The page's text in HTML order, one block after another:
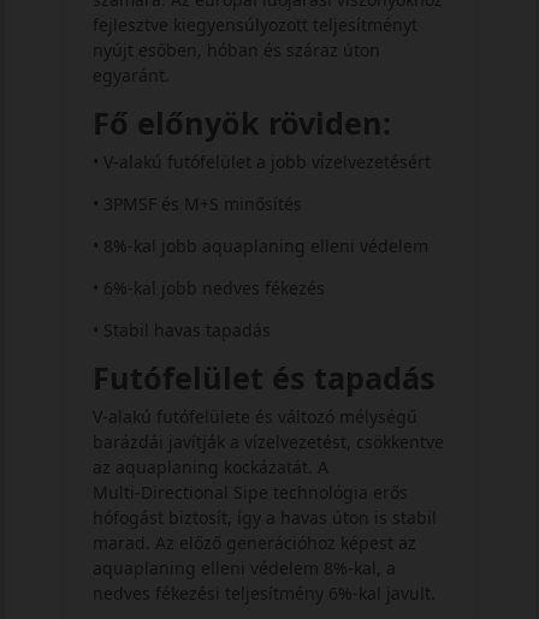
fejlesztve kiegyensúlyozott teljesítményt
nyújt esőben, hóban és száraz úton
egyaránt.
Fő előnyök röviden:
• V‑alakú futófelület a jobb vízelvezetésért
• 3PMSF és M+S minősítés
• 8%-kal jobb aquaplaning elleni védelem
• 6%-kal jobb nedves fékezés
• Stabil havas tapadás
Futófelület és tapadás
V‑alakú futófelülete és változó mélységű
barázdái javítják a vízelvezetést, csökkentve
az aquaplaning kockázatát. A
Multi‑Directional Sipe technológia erős
hófogást biztosít, így a havas úton is stabil
marad. Az előző generációhoz képest az
aquaplaning elleni védelem 8%-kal, a
nedves fékezési teljesítmény 6%-kal javult.